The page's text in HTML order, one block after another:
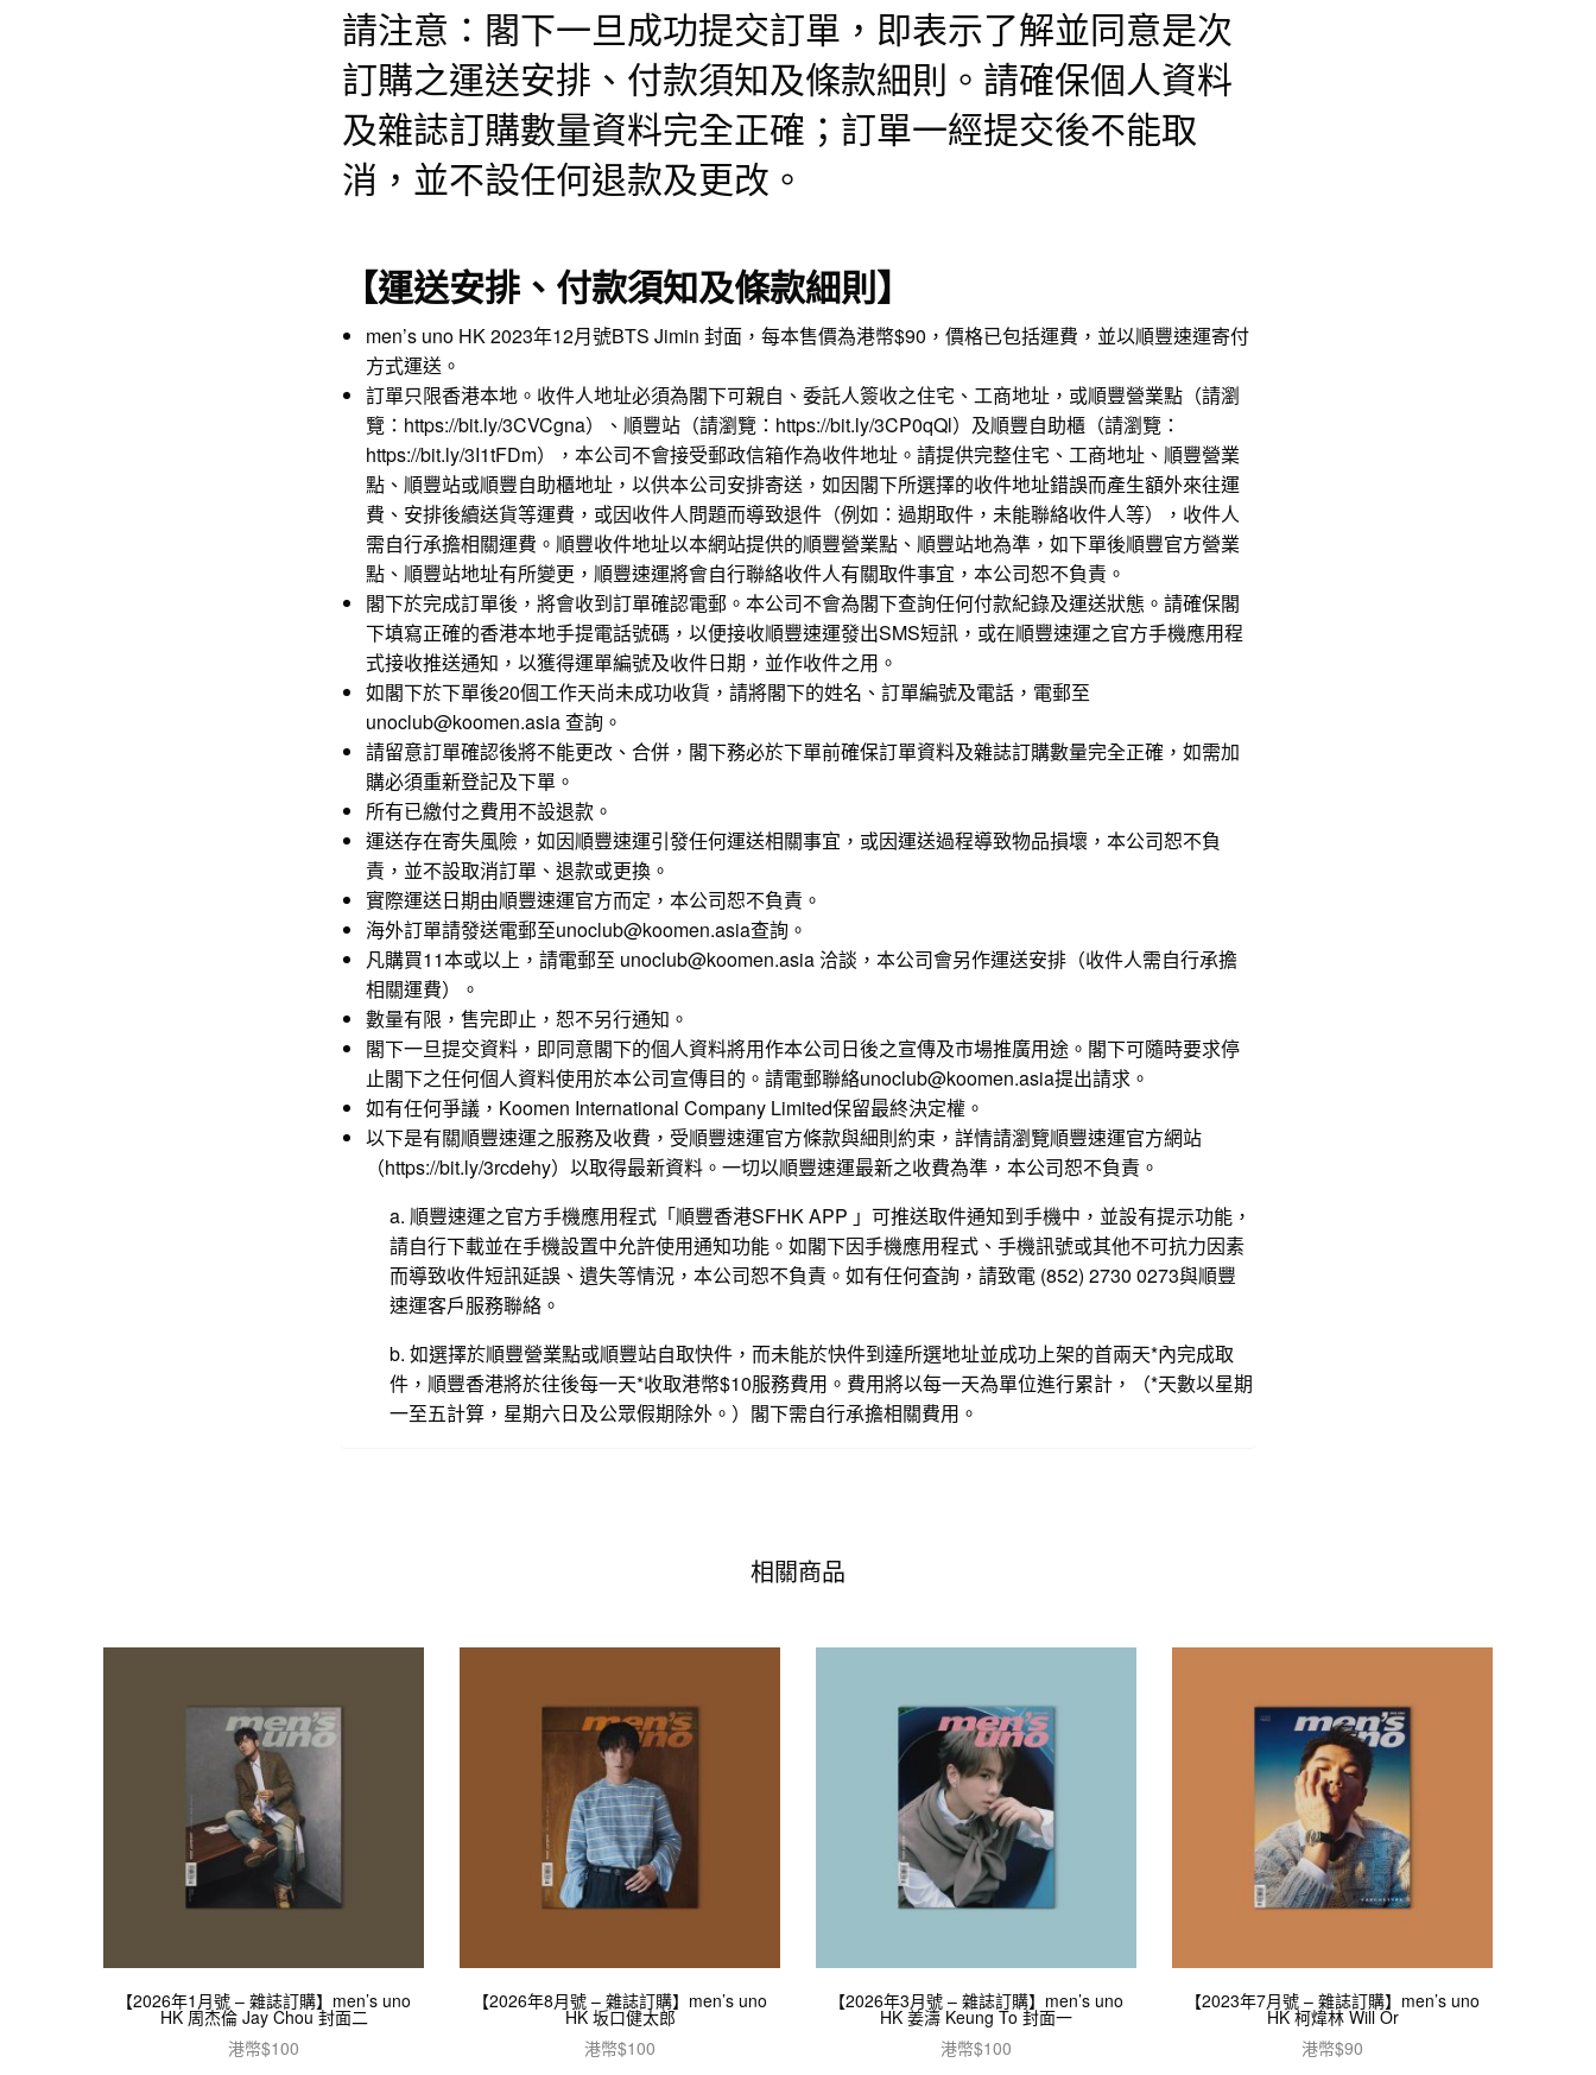
請注意：閣下一旦成功提交訂單，即表示了解並同意是次
訂購之運送安排、付款須知及條款細則。請確保個人資料
及雜誌訂購數量資料完全正確；訂單一經提交後不能取
消，並不設任何退款及更改。
【運送安排、付款須知及條款細則】
men’s uno HK 2023年12月號BTS Jimin 封面，每本售價為港幣$90，價格已包括運費，並以順豐速運寄付
方式運送。
訂單只限香港本地。收件人地址必須為閣下可親自、委託人簽收之住宅、工商地址，或順豐營業點（請瀏
覽： https://bit.ly/3CVCgna）、順豐站（請瀏覽： https://bit.ly/3CP0qQl）及順豐自助櫃（請瀏覽：
https://bit.ly/3I1tFDm），本公司不會接受郵政信箱作為收件地址。請提供完整住宅、工商地址、順豐營業
點、順豐站或順豐自助櫃地址，以供本公司安排寄送，如因閣下所選擇的收件地址錯誤而產生額外來往運
費、安排後續送貨等運費，或因收件人問題而導致退件（例如：過期取件，未能聯絡收件人等），收件人
需自行承擔相關運費。順豐收件地址以本網站提供的順豐營業點、順豐站地為準，如下單後順豐官方營業
點、順豐站地址有所變更，順豐速運將會自行聯絡收件人有關取件事宜，本公司恕不負責。
閣下於完成訂單後，將會收到訂單確認電郵。本公司不會為閣下查詢任何付款紀錄及運送狀態。請確保閣
下填寫正確的香港本地手提電話號碼，以便接收順豐速運發出SMS短訊，或在順豐速運之官方手機應用程
式接收推送通知，以獲得運單編號及收件日期，並作收件之用。
如閣下於下單後20個工作天尚未成功收貨，請將閣下的姓名、訂單編號及電話，電郵至
unoclub@koomen.asia 查詢。
請留意訂單確認後將不能更改、合併，閣下務必於下單前確保訂單資料及雜誌訂購數量完全正確，如需加
購必須重新登記及下單。
所有已繳付之費用不設退款。
運送存在寄失風險，如因順豐速運引發任何運送相關事宜，或因運送過程導致物品損壞，本公司恕不負
責，並不設取消訂單、退款或更換。
實際運送日期由順豐速運官方而定，本公司恕不負責。
海外訂單請發送電郵至unoclub@koomen.asia查詢。
凡購買11本或以上，請電郵至 unoclub@koomen.asia 洽談，本公司會另作運送安排（收件人需自行承擔
相關運費）。
數量有限，售完即止，恕不另行通知。
閣下一旦提交資料，即同意閣下的個人資料將用作本公司日後之宣傳及市場推廣用途。閣下可隨時要求停
止閣下之任何個人資料使用於本公司宣傳目的。請電郵聯絡unoclub@koomen.asia提出請求。
如有任何爭議，Koomen International Company Limited保留最終決定權。
以下是有關順豐速運之服務及收費，受順豐速運官方條款與細則約束，詳情請瀏覽順豐速運官方網站
（https://bit.ly/3rcdehy）以取得最新資料。一切以順豐速運最新之收費為準，本公司恕不負責。
a. 順豐速運之官方手機應用程式「順豐香港SFHK APP 」可推送取件通知到手機中，並設有提示功能，
請自行下載並在手機設置中允許使用通知功能。如閣下因手機應用程式、手機訊號或其他不可抗力因素
而導致收件短訊延誤、遺失等情況，本公司恕不負責。如有任何査詢，請致電 (852) 2730 0273與順豐
速運客戶服務聯絡。
b. 如選擇於順豐營業點或順豐站自取快件，而未能於快件到達所選地址並成功上架的首兩天*內完成取
件，順豐香港將於往後每一天*收取港幣$10服務費用。費用將以每一天為單位進行累計，（*天數以星期
一至五計算，星期六日及公眾假期除外。）閣下需自行承擔相關費用。
相關商品
【2026年1月號 – 雜誌訂購】men’s uno
HK 周杰倫 Jay Chou 封面二
港幣$100
【2026年8月號 – 雜誌訂購】men’s uno
HK 坂口健太郎
港幣$100
【2026年3月號 – 雜誌訂購】men’s uno
HK 姜濤 Keung To 封面一
港幣$100
【2023年7月號 – 雜誌訂購】men’s uno
HK 柯煒林 Will Or
港幣$90